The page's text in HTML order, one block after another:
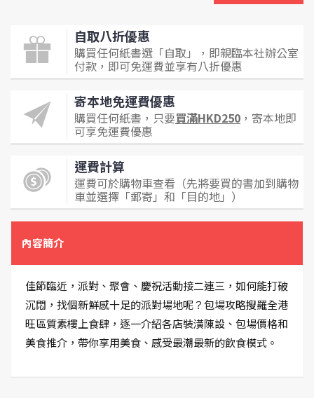
自取八折優惠
購買任何紙書選「自取」，即親臨本社辦公室
付款，即可免運費並享有八折優惠
寄本地免運費優惠
購買任何紙書，只要買滿HKD250 ，寄本地即
可享免運費優惠
運費計算
運費可於購物車查看（先將要買的書加到購物
車並選擇「郵寄」和「目的地」）
內容簡介
佳節臨近，派對、聚會、慶祝活動接二連三，如何能打破
沉悶，找個新鮮感十足的派對場地呢？包場攻略搜羅全港
旺區質素樓上食肆，逐一介紹各店裝潢陳設、包場價格和
美食推介，帶你享用美食、感受最潮最新的飲食模式。